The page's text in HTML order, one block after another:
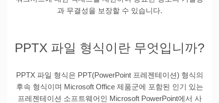
과 무결성을 보장할 수 있습니다.
PPTX 파일 형식이란 무엇입니까?
PPTX 파일 형식은 PPT(PowerPoint 프레젠테이션) 형식의
후속 형식이며 Microsoft Office 제품군에 포함된 인기 있는
프레젠테이션 소프트웨어인 Microsoft PowerPoint에서 사